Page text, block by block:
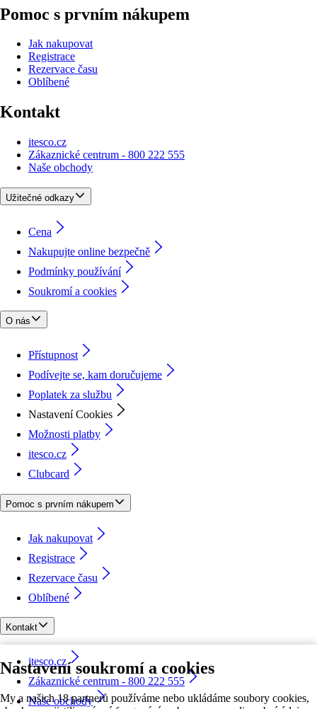
Nastavení soukromí a cookies
My a našich 18 partnerů používáme nebo ukládáme soubory cookies,
Pomoc s prvním nákupem
Jak nakupovat
Registrace
Rezervace času
Oblíbené
Kontakt
itesco.cz
Zákaznické centrum - 800 222 555
Naše obchody
Užitečné odkazy
Cena
Nakupujte online bezpečně
Podmínky používání
Soukromí a cookies
O nás
Přístupnost
Podívejte se, kam doručujeme
Poplatek za službu
Nastavení Cookies
Možnosti platby
itesco.cz
Clubcard
Pomoc s prvním nákupem
Jak nakupovat
Registrace
Rezervace času
Oblíbené
Kontakt
itesco.cz
Zákaznické centrum - 800 222 555
Naše obchody